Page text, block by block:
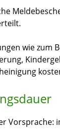
wie zum
Vorsprache: